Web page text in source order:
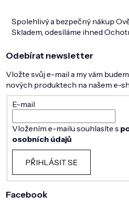
Spolehlivý a bezpečný nákup
Skladem, odesíláme ihned
Odebírat newsletter
Vložte svůj e-mail a my vám
nových produktech na našem e-
E-mail
Vložením e-mailu souhlasíte s
osobních údajů
PŘIHLÁSIT SE
Facebook